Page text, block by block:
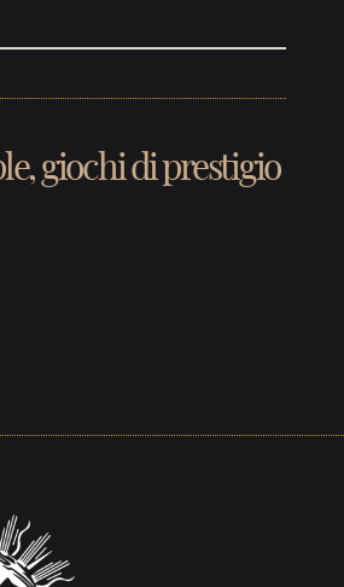
giochi di prestigio